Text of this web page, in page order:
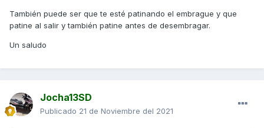
También puede ser que te esté patinando el embrague y que
patine al salir y también patine antes de desembragar.
Un saludo
Jocha13SD
Publicado 21 de Noviembre del 2021